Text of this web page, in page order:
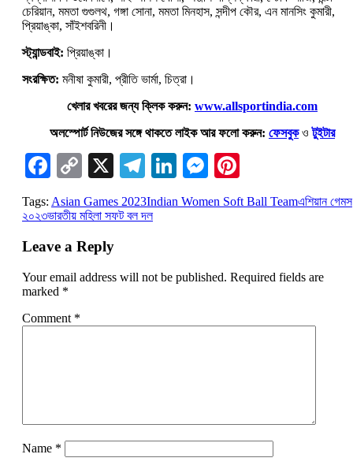
চেরিয়ান, মমতা গুগুলথ, গঙ্গা সোনা, মমতা মিনহাস, সন্দীপ কৌর, এন মানসিং কুমারী,
প্রিয়াঙ্কা, সাঁইশবরিনী।
স্ট্যান্ডবাই: প্রিয়াঙ্কা।
সংরক্ষিত: মনীষা কুমারী, প্রীতি ভার্মা, চিত্রা।
খেলার খবরের জন্য ক্লিক করুন: www.allsportindia.com
অলস্পোর্ট নিউজের সঙ্গে থাকতে লাইক আর ফলো করুন: ফেসবুকওটুইটার
Facebook
Copy
Link
X Telegram
LinkedIn
Messenger
Tags: Asian Games 2023Indian Women Soft Ball Teamএশিয়ান গেমস
২০২৩ভারতীয় মহিলা সফট বল দল
Leave a Reply
Your email address will not be published. Required fields are
marked *
Comment *
Name *